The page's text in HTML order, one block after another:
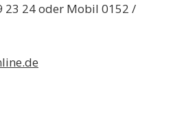
23 24 oder Mobil 0152 /